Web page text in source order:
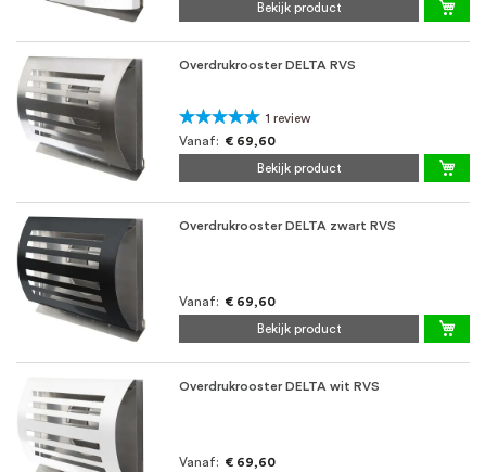
Bekijk product
Overdrukrooster DELTA RVS
Waardering:
100%
1 review
Vanaf
€ 69,60
Bekijk product
Overdrukrooster DELTA zwart RVS
Vanaf € 69,60
Bekijk product
Overdrukrooster DELTA wit RVS
Vanaf € 69,60